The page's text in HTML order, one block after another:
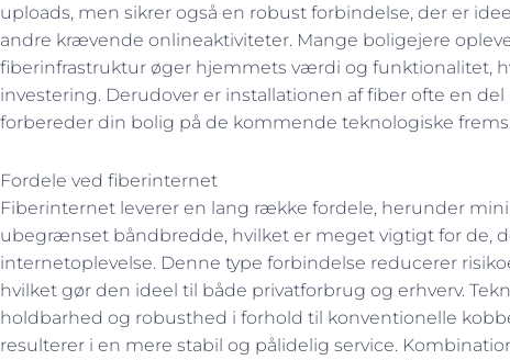
uploads, men sikrer også en robust forbindelse, der er
andre krævende onlineaktiviteter. Mange boligejere
fiberinfrastruktur øger hjemmets værdi og funktionalitet,
investering. Derudover er installationen af fiber ofte en
forbereder din bolig på de kommende teknologiske
Fordele ved fiberinternet
Fiberinternet leverer en lang række fordele, herunder
ubegrænset båndbredde, hvilket er meget vigtigt for de,
internetoplevelse. Denne type forbindelse reducerer
hvilket gør den ideel til både privatforbrug og erhverv.
holdbarhed og robusthed i forhold til konventionelle
resulterer i en mere stabil og pålidelig service.